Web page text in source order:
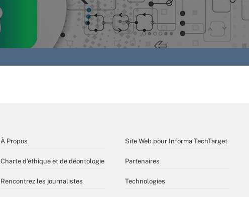
À Propos
Charte d’éthique et de déontologie
Rencontrez les journalistes
Site Web pour Informa TechTarget
Partenaires
Technologies